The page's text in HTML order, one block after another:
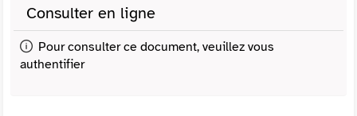
Consulter en ligne
Pour consulter ce document, veuillez vous
authentifier